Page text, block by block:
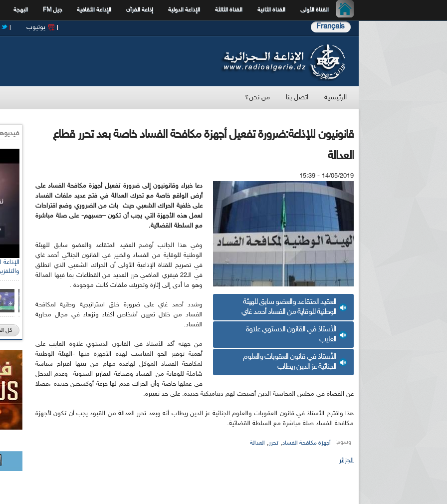
القناة الأولى القناة الثانية القناة الثالثة الإذاعة الدولية إذاعة القرآن الإذاعة الثقافية جيل FM البهجة
Français يوتيوب
الرئيسية اتصل بنا من نحن؟
قانونيون للإذاعة:ضرورة تفعيل أجهزة مكافحة الفساد خاصة بعد تحرر قطاع
العدالة
14/05/2019 - 15:39
العقيد المتقاعد والعضو سابق للهيئة
الوطنية للوقاية من الفساد أحمد غاي
الأستاذ في القانون الدستوي علاوة
العايب
الأستاذ في قانون العقوبات والعلوم
الجنائية عز الدين ريطاب
دعا خبراء وقانونيون إلى ضرورة تفعيل أجهزة مكافحة الفساد على
أرض الواقع خاصة مع تحرك العدالة في فتح عديد ملفات الفساد
على خلفية الحراك الشعبي حيث بات من الضروري وضع اقتراحات
لعمل هذه الأجهزة التي يجب أن تكون –حسبهم- على صلة مباشرة
مع السلطة القضائية.
وفي هذا الجانب أوضح العقيد المتقاعد والعضو سابق للهيئة
الوطنية للوقاية من الفساد والخبير في القانون الجنائي أحمد غاي
في تصريح للقناة الإذاعية الأولى أن الحراك الشعبي الذي انطلق
في الـ22 فيفري الماضي حرر العديد من القطاعات بما فيها العدالة
وهو ما أدى إلى إثارة وتحريك ملفات كانت موجودة .
وشدد أحمد غاي على ضرورة خلق استراتيجية وطنية لمكافحة
الفساد من خلال تعيين أشخاص أكفاء ونزهاء في مجال محاربة
الفساد.
من جهته أكد الأستاذ في القانون الدستوي علاوة العايب على
أهمية توفير الجو المناسب لهذه الأجهزة منها -الهيئة الوطنية
لمكافحة الفساد الموكل لهاعدة مهام من بينها اقتراح سياسة
شاملة للوقاية من الفساد وصياغة التقارير السنوية- وعدم التدخل
في عملها خاصة وأن الحراك قدم لها جرعة أوكسجين جديدة ،فضلا
عن القضاة في مجلس المحاسبة الذين أصبحت لهم ديناميكية جديدة. على حد تعبيره.
هذا واقترح الأستاذ في قانون العقوبات والعلوم الجنائية عز الدين ريطاب أنه وبعد تحرر العدالة من القيود يجب أن تكون لأجهزة
مكافحة الفساد صلة مباشرة مع السلطة القضائية.
وسوم: أجهزة مكافحة الفساد, تحرر, العدالة
الجزائر
كل